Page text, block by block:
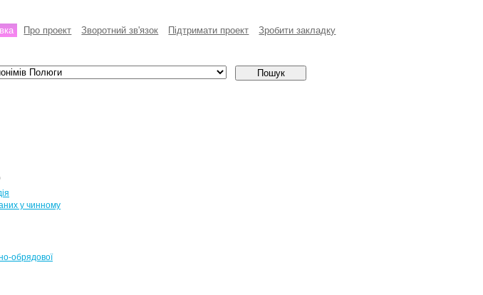
Про проект Зворотний зв'язок Пiдтримати проект Зробити закладку
у чинному
обрядової